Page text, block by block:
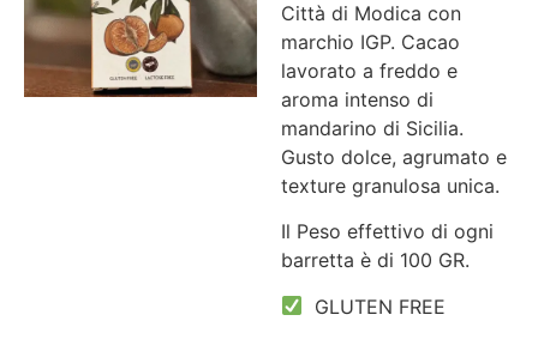
Città di Modica con
marchio IGP. Cacao
lavorato a freddo e
aroma intenso di
mandarino di Sicilia.
Gusto dolce, agrumato e
texture granulosa unica.
Il Peso effettivo di ogni
barretta è di 100 GR.
GLUTEN FREE